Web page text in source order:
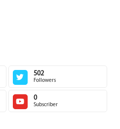
502
Followers
0
Subscriber